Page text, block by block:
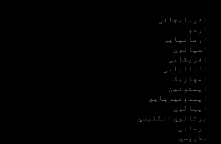
اذربایجانی
اردو
ارمانیایی
اسپانوي
افریقایی
البانیایی
امهاریک
ایستونین
ایندونیزیایي
ایټالوي
برتانوي انکلیسي
برمایی
بلاروسي